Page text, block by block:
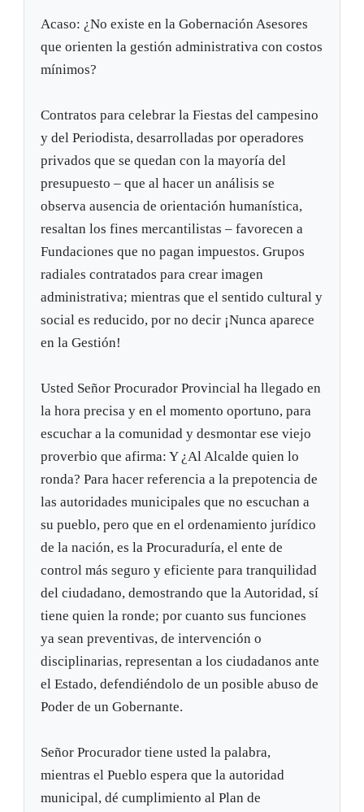
Acaso: ¿No existe en la Gobernación Asesores
que orienten la gestión administrativa con costos
mínimos?
Contratos para celebrar la Fiestas del campesino
y del Periodista, desarrolladas por operadores
privados que se quedan con la mayoría del
presupuesto – que al hacer un análisis se
observa ausencia de orientación humanística,
resaltan los fines mercantilistas – favorecen a
Fundaciones que no pagan impuestos. Grupos
radiales contratados para crear imagen
administrativa; mientras que el sentido cultural y
social es reducido, por no decir ¡Nunca aparece
en la Gestión!
Usted Señor Procurador Provincial ha llegado en
la hora precisa y en el momento oportuno, para
escuchar a la comunidad y desmontar ese viejo
proverbio que afirma: Y ¿Al Alcalde quien lo
ronda? Para hacer referencia a la prepotencia de
las autoridades municipales que no escuchan a
su pueblo, pero que en el ordenamiento jurídico
de la nación, es la Procuraduría, el ente de
control más seguro y eficiente para tranquilidad
del ciudadano, demostrando que la Autoridad, sí
tiene quien la ronde; por cuanto sus funciones
ya sean preventivas, de intervención o
disciplinarias, representan a los ciudadanos ante
el Estado, defendiéndolo de un posible abuso de
Poder de un Gobernante.
Señor Procurador tiene usted la palabra,
mientras el Pueblo espera que la autoridad
municipal, dé cumplimiento al Plan de